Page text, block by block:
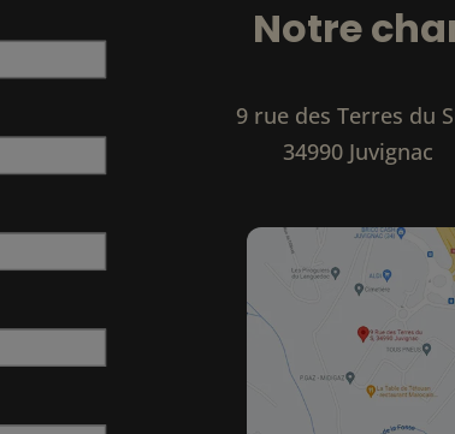
Notre
9 rue des Terres du
34990 Juvignac